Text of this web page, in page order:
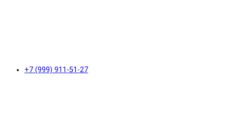
+7 (999) 911-51-27